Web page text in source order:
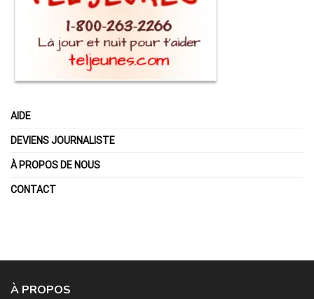
AIDE
DEVIENS JOURNALISTE
À PROPOS DE NOUS
CONTACT
À PROPOS